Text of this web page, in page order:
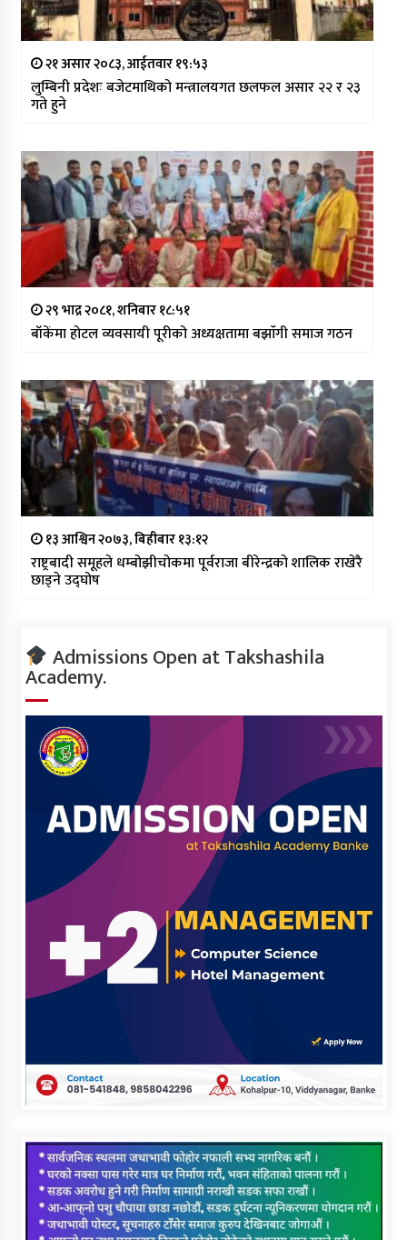
२१ असार २०८३, आईतवार १९:५३
लुम्बिनी प्रदेशः बजेटमाथिको मन्त्रालयगत छलफल असार २२ र २३
गते हुने
२९ भाद्र २०८१, शनिबार १८:५१
बाँकेंमा होटल व्यवसायी पूरीको अध्यक्षतामा बझांँगी समाज गठन
१३ आश्विन २०७३, बिहीबार १३:१२
राष्ट्रबादी समूहले धम्बोझीचोकमा पूर्वराजा बीरेन्द्रको शालिक राखेरै
छाड्ने उद्घोष
Admissions Open at Takshashila
Academy.